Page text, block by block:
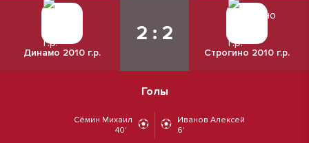
Динамо 2010 г.р.
2 : 2
Строгино 2010 г.р.
Голы
Сёмин Михаил
40'
Иванов Алексей
6'